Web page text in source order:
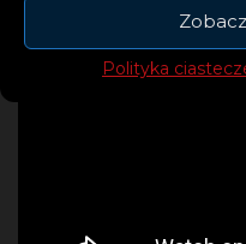
Polityka